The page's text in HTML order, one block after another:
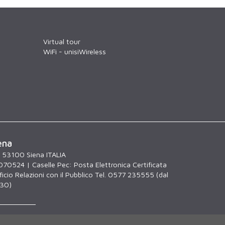
Virtual tour
WiFi - unisiWireless
Siena ITALIA
| Caselle Pec: Posta Elettronica Certificata
Relazioni con il Pubblico Tel. 0577 235555 (dal